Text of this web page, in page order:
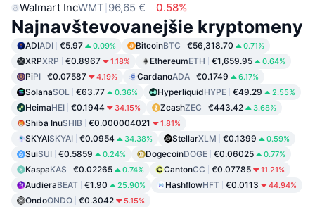
Walmart IncWMT 96,65 € 0.58%
Najnavštevovanejšie kryptomeny
ADIADI €5.97 0.09% BitcoinBTC €56,318.70 0.71%
XRPXRP €0.8967 1.18% EthereumETH €1,659.95 0.64%
PiPI €0.07587 4.19% CardanoADA €0.1749 6.17%
SolanaSOL €63.77 0.36% HyperliquidHYPE €49.29 2.55%
HeimaHEI €0.1944 34.15% ZcashZEC €443.42 3.68%
Shiba InuSHIB €0.000004021 1.81%
SKYAISKYAI €0.0954 34.38% StellarXLM €0.1399 0.59%
SuiSUI €0.5859 0.24% DogecoinDOGE €0.06025 0.77%
KaspaKAS €0.02265 0.74% CantonCC €0.07785 11.21%
AudieraBEAT €1.90 25.90% HashflowHFT €0.0113 44.94%
OndoONDO €0.3042 5.15%